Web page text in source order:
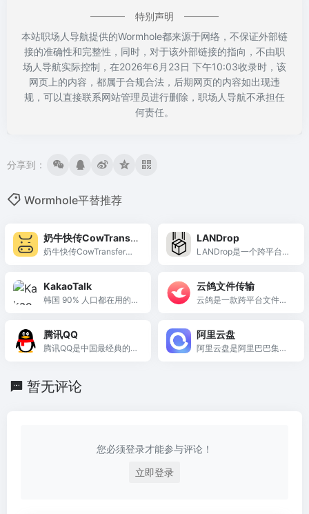
特别声明
本站职场人导航提供的Wormhole都来源于网络，不保证外部链
接的准确性和完整性，同时，对于该外部链接的指向，不由职
场人导航实际控制，在2026年6月23日 下午10:03收录时，该
网页上的内容，都属于合规合法，后期网页的内容如出现违
规，可以直接联系网站管理员进行删除，职场人导航不承担任
何责任。
分享到：
Wormhole平替推荐
奶牛快传CowTransfe
r
奶牛快传CowTransfer是
LANDrop
LANDrop是一个跨平台文
方便地传输照片、视频和
其他类型的文件，这意味
讯工具来进行文件传输。
KakaoTalk
韩国 90% 人口都在用的国
费于一体。
云鸽文件传输
云鸽是一款跨平台文件传
腾讯QQ
腾讯QQ是中国最经典的即
QQ空间与游戏于一体。
阿里云盘
阿里云盘是阿里巴巴集团
暂无评论
您必须登录才能参与评论！
立即登录